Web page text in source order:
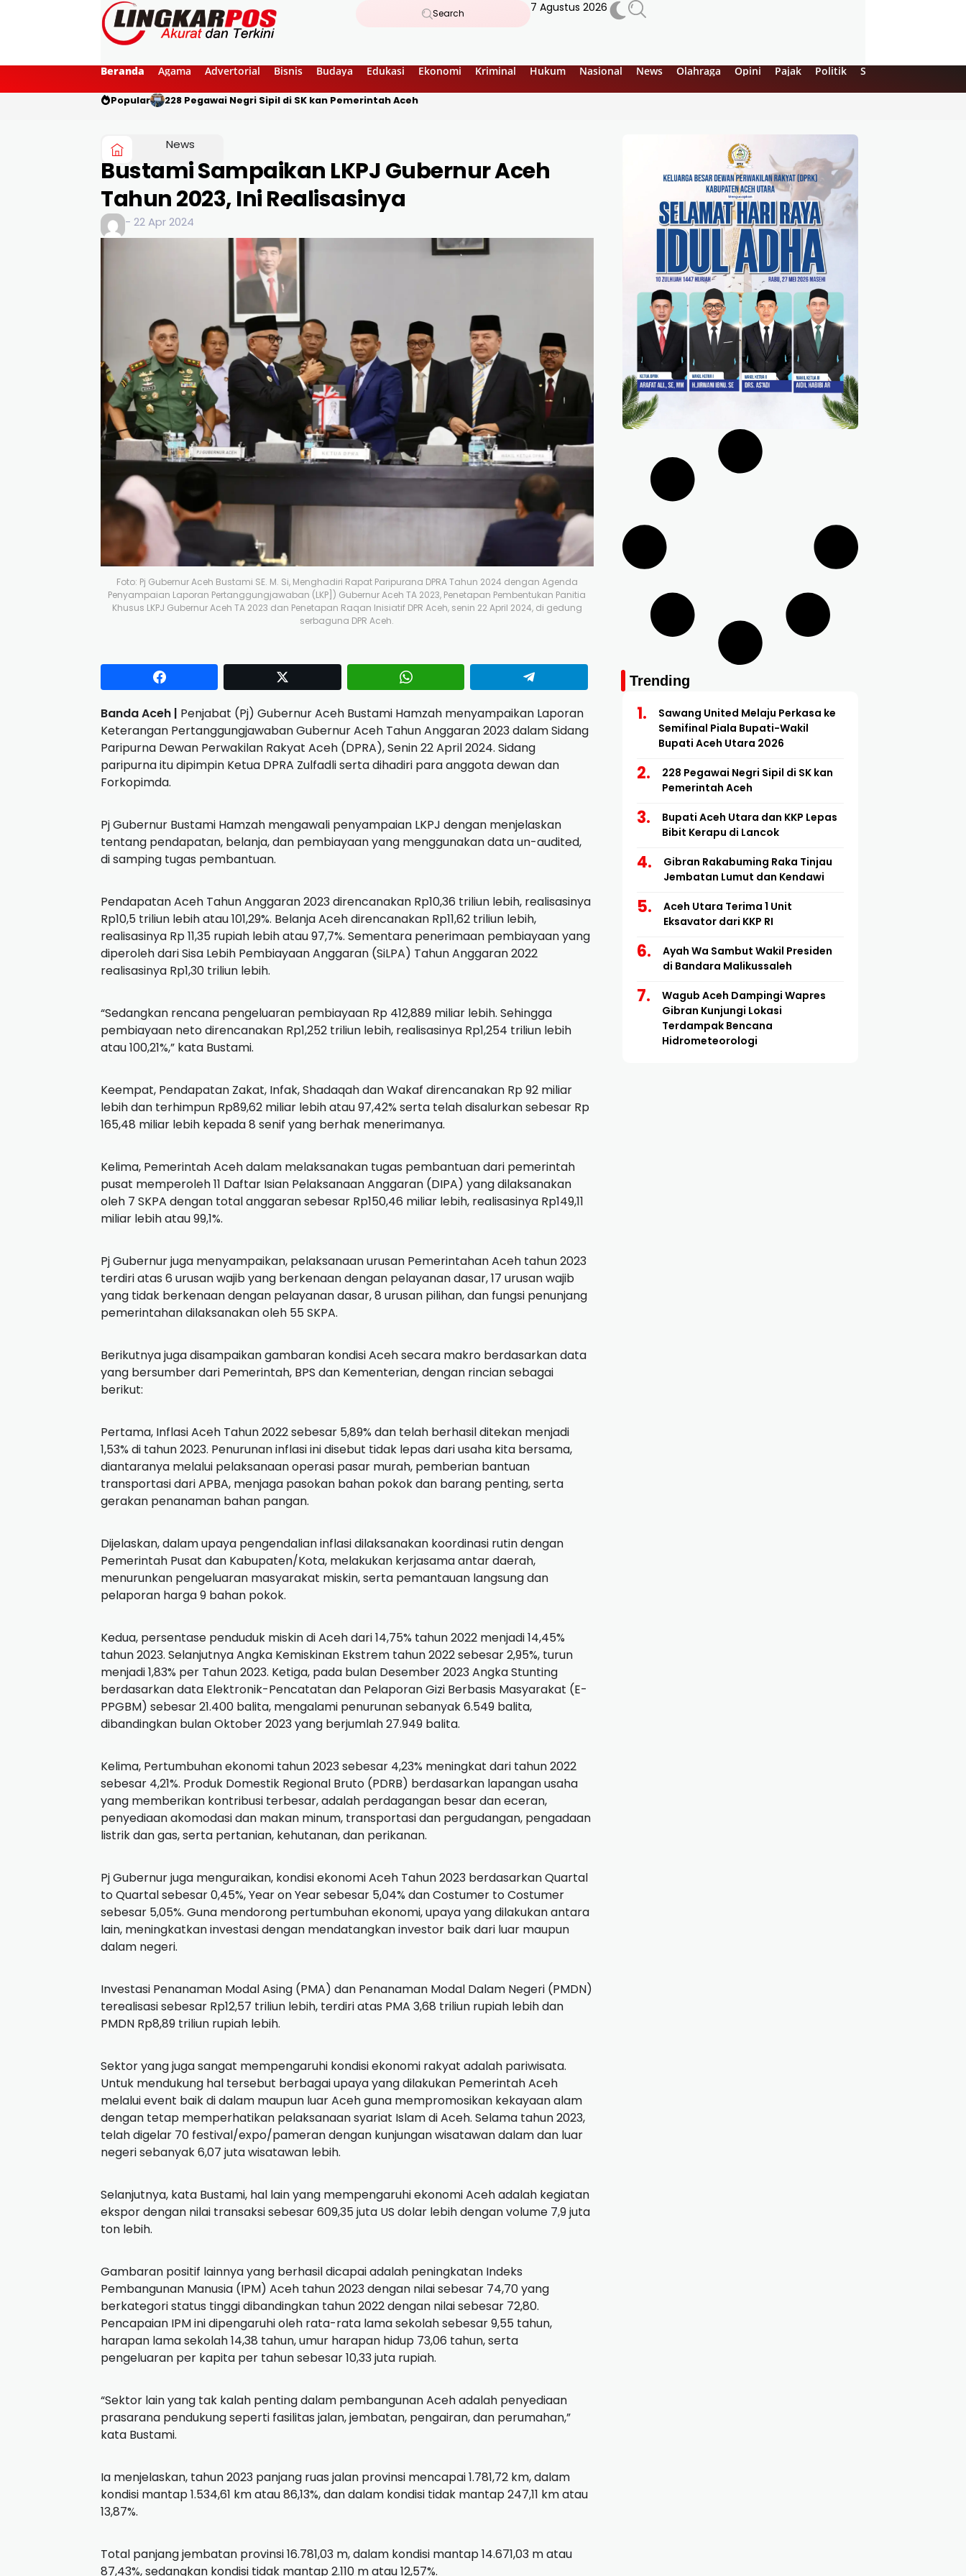
Search 7 Agustus 2026
Beranda Agama Advertorial Bisnis Budaya Edukasi Ekonomi Kriminal Hukum Nasional News Olahraga Opini Pajak Politik Sejarah
Popular 228 Pegawai Negri Sipil di SK kan Pemerintah Aceh
News
Bustami Sampaikan LKPJ Gubernur Aceh
Tahun 2023, Ini Realisasinya
- 22 Apr 2024
Foto: Pj Gubernur Aceh Bustami SE. M. Si, Menghadiri Rapat Paripurana DPRA Tahun 2024 dengan Agenda
Penyampaian Laporan Pertanggungjawaban (LKP]) Gubernur Aceh TA 2023, Penetapan Pembentukan Panitia
Khusus LKPJ Gubernur Aceh TA 2023 dan Penetapan Raqan Inisiatif DPR Aceh, senin 22 April 2024, di gedung
serbaguna DPR Aceh.
Banda Aceh | Penjabat (Pj) Gubernur Aceh Bustami Hamzah menyampaikan Laporan
Keterangan Pertanggungjawaban Gubernur Aceh Tahun Anggaran 2023 dalam Sidang
Paripurna Dewan Perwakilan Rakyat Aceh (DPRA), Senin 22 April 2024. Sidang
paripurna itu dipimpin Ketua DPRA Zulfadli serta dihadiri para anggota dewan dan
Forkopimda.
Pj Gubernur Bustami Hamzah mengawali penyampaian LKPJ dengan menjelaskan
tentang pendapatan, belanja, dan pembiayaan yang menggunakan data un-audited,
di samping tugas pembantuan.
Pendapatan Aceh Tahun Anggaran 2023 direncanakan Rp10,36 triliun lebih, realisasinya
Rp10,5 triliun lebih atau 101,29%. Belanja Aceh direncanakan Rp11,62 triliun lebih,
realisasinya Rp 11,35 rupiah lebih atau 97,7%. Sementara penerimaan pembiayaan yang
diperoleh dari Sisa Lebih Pembiayaan Anggaran (SiLPA) Tahun Anggaran 2022
realisasinya Rp1,30 triliun lebih.
“Sedangkan rencana pengeluaran pembiayaan Rp 412,889 miliar lebih. Sehingga
pembiayaan neto direncanakan Rp1,252 triliun lebih, realisasinya Rp1,254 triliun lebih
atau 100,21%,” kata Bustami.
Keempat, Pendapatan Zakat, Infak, Shadaqah dan Wakaf direncanakan Rp 92 miliar
lebih dan terhimpun Rp89,62 miliar lebih atau 97,42% serta telah disalurkan sebesar Rp
165,48 miliar lebih kepada 8 senif yang berhak menerimanya.
Kelima, Pemerintah Aceh dalam melaksanakan tugas pembantuan dari pemerintah
pusat memperoleh 11 Daftar Isian Pelaksanaan Anggaran (DIPA) yang dilaksanakan
oleh 7 SKPA dengan total anggaran sebesar Rp150,46 miliar lebih, realisasinya Rp149,11
miliar lebih atau 99,1%.
Pj Gubernur juga menyampaikan, pelaksanaan urusan Pemerintahan Aceh tahun 2023
terdiri atas 6 urusan wajib yang berkenaan dengan pelayanan dasar, 17 urusan wajib
yang tidak berkenaan dengan pelayanan dasar, 8 urusan pilihan, dan fungsi penunjang
pemerintahan dilaksanakan oleh 55 SKPA.
Berikutnya juga disampaikan gambaran kondisi Aceh secara makro berdasarkan data
yang bersumber dari Pemerintah, BPS dan Kementerian, dengan rincian sebagai
berikut:
Pertama, Inflasi Aceh Tahun 2022 sebesar 5,89% dan telah berhasil ditekan menjadi
1,53% di tahun 2023. Penurunan inflasi ini disebut tidak lepas dari usaha kita bersama,
diantaranya melalui pelaksanaan operasi pasar murah, pemberian bantuan
transportasi dari APBA, menjaga pasokan bahan pokok dan barang penting, serta
gerakan penanaman bahan pangan.
Dijelaskan, dalam upaya pengendalian inflasi dilaksanakan koordinasi rutin dengan
Pemerintah Pusat dan Kabupaten/Kota, melakukan kerjasama antar daerah,
menurunkan pengeluaran masyarakat miskin, serta pemantauan langsung dan
pelaporan harga 9 bahan pokok.
Kedua, persentase penduduk miskin di Aceh dari 14,75% tahun 2022 menjadi 14,45%
tahun 2023. Selanjutnya Angka Kemiskinan Ekstrem tahun 2022 sebesar 2,95%, turun
menjadi 1,83% per Tahun 2023. Ketiga, pada bulan Desember 2023 Angka Stunting
berdasarkan data Elektronik-Pencatatan dan Pelaporan Gizi Berbasis Masyarakat (E-
PPGBM) sebesar 21.400 balita, mengalami penurunan sebanyak 6.549 balita,
dibandingkan bulan Oktober 2023 yang berjumlah 27.949 balita.
Kelima, Pertumbuhan ekonomi tahun 2023 sebesar 4,23% meningkat dari tahun 2022
sebesar 4,21%. Produk Domestik Regional Bruto (PDRB) berdasarkan lapangan usaha
yang memberikan kontribusi terbesar, adalah perdagangan besar dan eceran,
penyediaan akomodasi dan makan minum, transportasi dan pergudangan, pengadaan
listrik dan gas, serta pertanian, kehutanan, dan perikanan.
Pj Gubernur juga menguraikan, kondisi ekonomi Aceh Tahun 2023 berdasarkan Quartal
to Quartal sebesar 0,45%, Year on Year sebesar 5,04% dan Costumer to Costumer
sebesar 5,05%. Guna mendorong pertumbuhan ekonomi, upaya yang dilakukan antara
lain, meningkatkan investasi dengan mendatangkan investor baik dari luar maupun
dalam negeri.
Investasi Penanaman Modal Asing (PMA) dan Penanaman Modal Dalam Negeri (PMDN)
terealisasi sebesar Rp12,57 triliun lebih, terdiri atas PMA 3,68 triliun rupiah lebih dan
PMDN Rp8,89 triliun rupiah lebih.
Sektor yang juga sangat mempengaruhi kondisi ekonomi rakyat adalah pariwisata.
Untuk mendukung hal tersebut berbagai upaya yang dilakukan Pemerintah Aceh
melalui event baik di dalam maupun luar Aceh guna mempromosikan kekayaan alam
dengan tetap memperhatikan pelaksanaan syariat Islam di Aceh. Selama tahun 2023,
telah digelar 70 festival/expo/pameran dengan kunjungan wisatawan dalam dan luar
negeri sebanyak 6,07 juta wisatawan lebih.
Selanjutnya, kata Bustami, hal lain yang mempengaruhi ekonomi Aceh adalah kegiatan
ekspor dengan nilai transaksi sebesar 609,35 juta US dolar lebih dengan volume 7,9 juta
ton lebih.
Gambaran positif lainnya yang berhasil dicapai adalah peningkatan Indeks
Pembangunan Manusia (IPM) Aceh tahun 2023 dengan nilai sebesar 74,70 yang
berkategori status tinggi dibandingkan tahun 2022 dengan nilai sebesar 72,80.
Pencapaian IPM ini dipengaruhi oleh rata-rata lama sekolah sebesar 9,55 tahun,
harapan lama sekolah 14,38 tahun, umur harapan hidup 73,06 tahun, serta
pengeluaran per kapita per tahun sebesar 10,33 juta rupiah.
“Sektor lain yang tak kalah penting dalam pembangunan Aceh adalah penyediaan
prasarana pendukung seperti fasilitas jalan, jembatan, pengairan, dan perumahan,”
kata Bustami.
Ia menjelaskan, tahun 2023 panjang ruas jalan provinsi mencapai 1.781,72 km, dalam
kondisi mantap 1.534,61 km atau 86,13%, dan dalam kondisi tidak mantap 247,11 km atau
13,87%.
Total panjang jembatan provinsi 16.781,03 m, dalam kondisi mantap 14.671,03 m atau
87,43%, sedangkan kondisi tidak mantap 2.110 m atau 12,57%.
Trending
Sawang United Melaju Perkasa ke
Semifinal Piala Bupati-Wakil
Bupati Aceh Utara 2026
228 Pegawai Negri Sipil di SK kan
Pemerintah Aceh
Bupati Aceh Utara dan KKP Lepas
Bibit Kerapu di Lancok
Gibran Rakabuming Raka Tinjau
Jembatan Lumut dan Kendawi
Aceh Utara Terima 1 Unit
Eksavator dari KKP RI
Ayah Wa Sambut Wakil Presiden
di Bandara Malikussaleh
Wagub Aceh Dampingi Wapres
Gibran Kunjungi Lokasi
Terdampak Bencana
Hidrometeorologi